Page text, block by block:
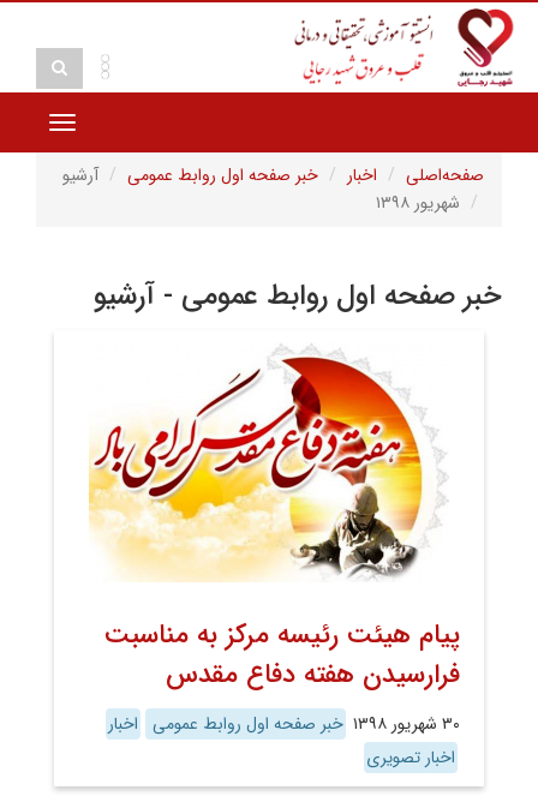
Toggle
صفحه‌اصلی
اخبار خبر صفحه اول روابط عمومی
آرشیو
شهریور ۱۳۹۸
خبر صفحه اول روابط عمومی - آرشیو
پیام هیئت رئیسه مرکز به مناسبت
فرارسیدن هفته دفاع مقدس
۳۰ شهریور ۱۳۹۸ خبر صفحه اول روابط عمومی اخبار
اخبار تصویری